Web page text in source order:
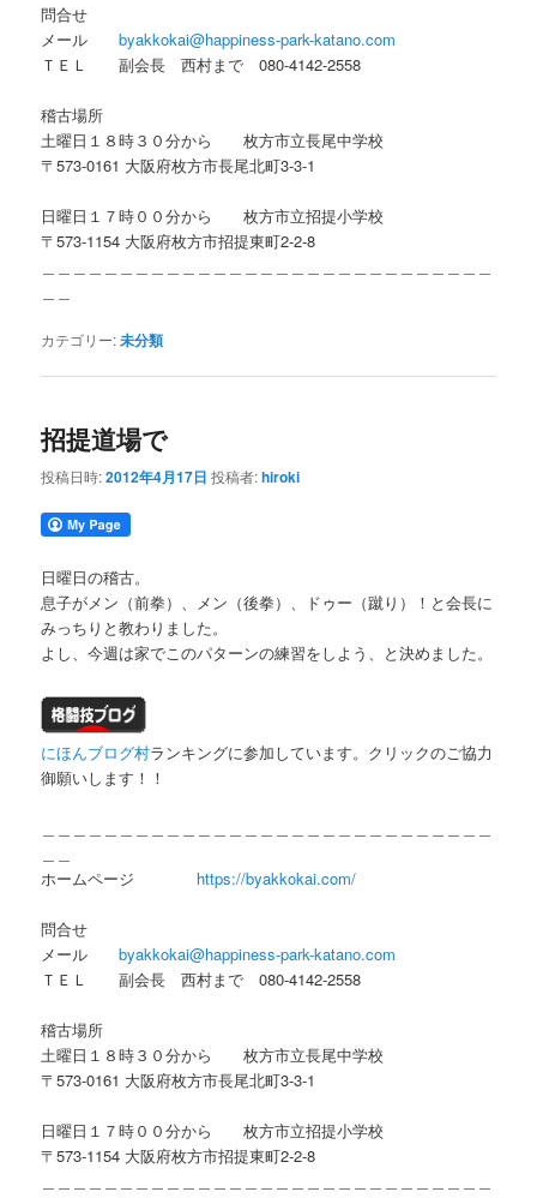
問合せ
メールbyakkokai@happiness-park-katano.com
ＴＥＬ 副会長 西村まで 080-4142-2558
稽古場所
土曜日１８時３０分から 枚方市立長尾中学校
〒573-0161 大阪府枚方市長尾北町3-3-1
日曜日１７時００分から 枚方市立招提小学校
〒573-1154 大阪府枚方市招提東町2-2-8
カテゴリー:未分類
招提道場で
投稿日時:2012年4月17日 投稿者:hiroki
日曜日の稽古。
息子がメン（前拳）、メン（後拳）、ドゥー（蹴り）！と会長に
みっちりと教わりました。
よし、今週は家でこのパターンの練習をしよう、と決めました。
にほんブログ村ランキングに参加しています。クリックのご協力
御願いします！！
ホームページ https://byakkokai.com/
問合せ
メールbyakkokai@happiness-park-katano.com
ＴＥＬ 副会長 西村まで 080-4142-2558
稽古場所
土曜日１８時３０分から 枚方市立長尾中学校
〒573-0161 大阪府枚方市長尾北町3-3-1
日曜日１７時００分から 枚方市立招提小学校
〒573-1154 大阪府枚方市招提東町2-2-8